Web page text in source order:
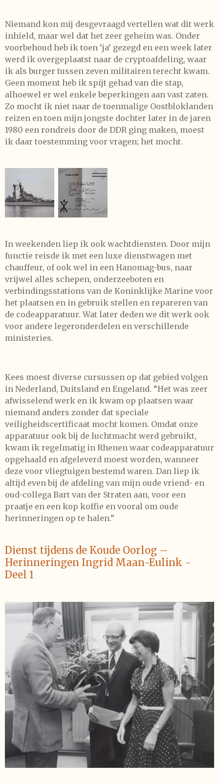
Niemand kon mij desgevraagd vertellen wat dit werk
inhield, maar wel dat het zeer geheim was. Onder
voorbehoud heb ik toen ‘ja’ gezegd en een week later
werd ik overgeplaatst naar de cryptoafdeling, waar
ik als burger tussen zeven militairen terecht kwam.
Geen moment heb ik spijt gehad van die stap,
alhoewel er wel enkele beperkingen aan vast zaten.
Zo mocht ik niet naar de toenmalige Oostbloklanden
reizen en toen mijn jongste dochter later in de jaren
1980 een rondreis door de DDR ging maken, moest
ik daar toestemming voor vragen; het mocht.
In weekenden liep ik ook wachtdiensten. Door mijn
functie reisde ik met een luxe dienstwagen met
chauffeur, of ook wel in een Hanomag-bus, naar
vrijwel alles schepen, onderzeeboten en
verbindingsstations van de Koninklijke Marine voor
het plaatsen en in gebruik stellen en repareren van
de codeapparatuur. Wat later deden we dit werk ook
voor andere legeronderdelen en verschillende
ministeries.
Kees moest diverse cursussen op dat gebied volgen
in Nederland, Duitsland en Engeland. “Het was zeer
afwisselend werk en ik kwam op plaatsen waar
niemand anders zonder dat speciale
veiligheidscertificaat mocht komen. Omdat onze
apparatuur ook bij de luchtmacht werd gebruikt,
kwam ik regelmatig in Rhenen waar codeapparatuur
opgehaald en afgeleverd moest worden, wanneer
deze voor vliegtuigen bestemd waren. Dan liep ik
altijd even bij de afdeling van mijn oude vriend- en
oud-collega Bart van der Straten aan, voor een
praatje en een kop koffie en vooral om oude
herinneringen op te halen.”
Dienst tijdens de Koude Oorlog –
Herinneringen Ingrid Maan-Eulink -
Deel 1